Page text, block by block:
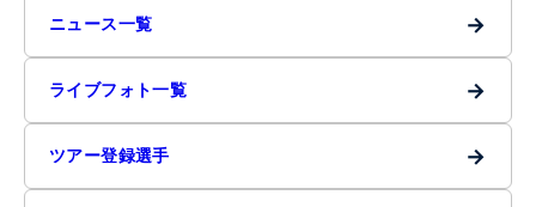
ニュース一覧 →
ライブフォト一覧 →
ツアー登録選手 →